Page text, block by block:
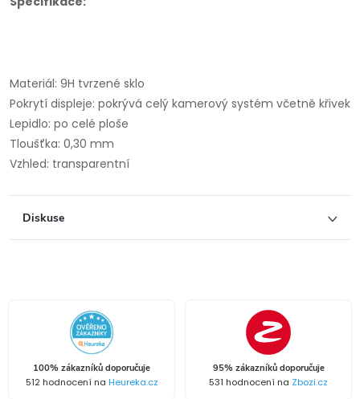
Materiál: 9H tvrzené sklo
Pokrytí displeje: pokrývá celý kamerový systém včetně křivek
Lepidlo: po celé ploše
Tloušťka: 0,30 mm
Vzhled: transparentní
Diskuse
100% zákazníků doporučuje
512 hodnocení na Heureka.cz
95% zákazníků doporučuje
531 hodnocení na Zbozi.cz